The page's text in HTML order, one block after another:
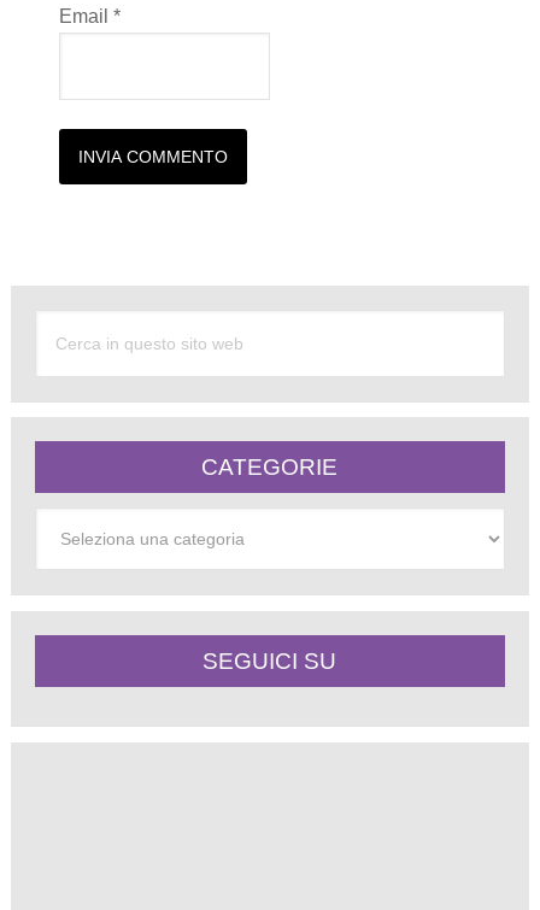
Email *
CATEGORIE
SEGUICI SU